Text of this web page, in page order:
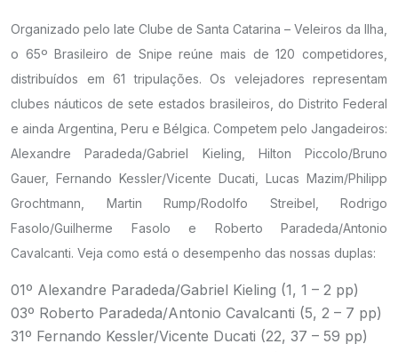
Organizado pelo Iate Clube de Santa Catarina – Veleiros da Ilha,
o 65º Brasileiro de Snipe reúne mais de 120 competidores,
distribuídos em 61 tripulações. Os velejadores representam
clubes náuticos de sete estados brasileiros, do Distrito Federal
e ainda Argentina, Peru e Bélgica. Competem pelo Jangadeiros:
Alexandre Paradeda/Gabriel Kieling, Hilton Piccolo/Bruno
Gauer, Fernando Kessler/Vicente Ducati, Lucas Mazim/Philipp
Grochtmann, Martin Rump/Rodolfo Streibel, Rodrigo
Fasolo/Guilherme Fasolo e Roberto Paradeda/Antonio
Cavalcanti. Veja como está o desempenho das nossas duplas:
01º Alexandre Paradeda/Gabriel Kieling (1, 1 – 2 pp)
03º Roberto Paradeda/Antonio Cavalcanti (5, 2 – 7 pp)
31º Fernando Kessler/Vicente Ducati (22, 37 – 59 pp)